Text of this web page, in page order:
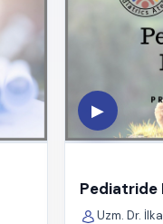
▶
Pediatride
Uzm. Dr.